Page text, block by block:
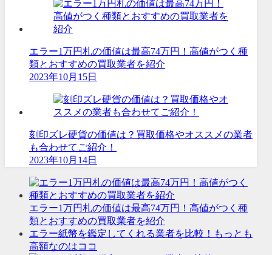
エラー1万円札の価値は最高74万円！高値がつく種
類とおすすめの買取業者を紹介
2023年10月15日
刻印ズレ硬貨の価値は？買取価格やオススメの業者
も合わせてご紹介！
2023年10月14日
エラー1万円札の価値は最高74万円！高値がつく種
類とおすすめの買取業者を紹介
エラー紙幣を鑑定してくれる業者を比較！もっとも
高額なのはココ